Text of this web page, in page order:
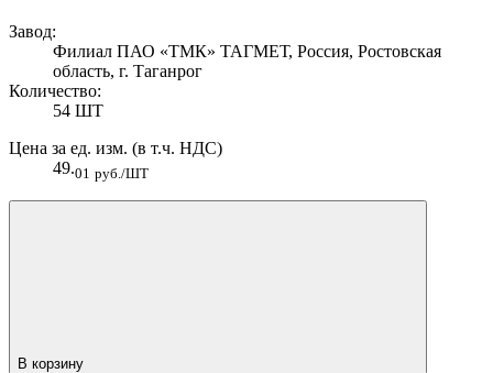
Завод:
Филиал ПАО «ТМК» ТАГМЕТ, Россия, Ростовская
область, г. Таганрог
Количество:
54 ШТ
Цена за ед. изм. (в т.ч. НДС)
49.01 руб./ШТ
В корзину